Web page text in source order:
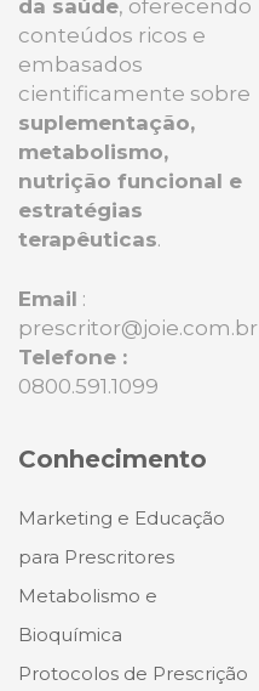
da saúde, oferecendo
conteúdos ricos e
embasados
cientificamente sobre
suplementação,
metabolismo,
nutrição funcional e
estratégias
terapêuticas.
Email :
prescritor@joie.com.br
Telefone :
0800.591.1099
Conhecimento
Marketing e Educação
para Prescritores
Metabolismo e
Bioquímica
Protocolos de Prescrição